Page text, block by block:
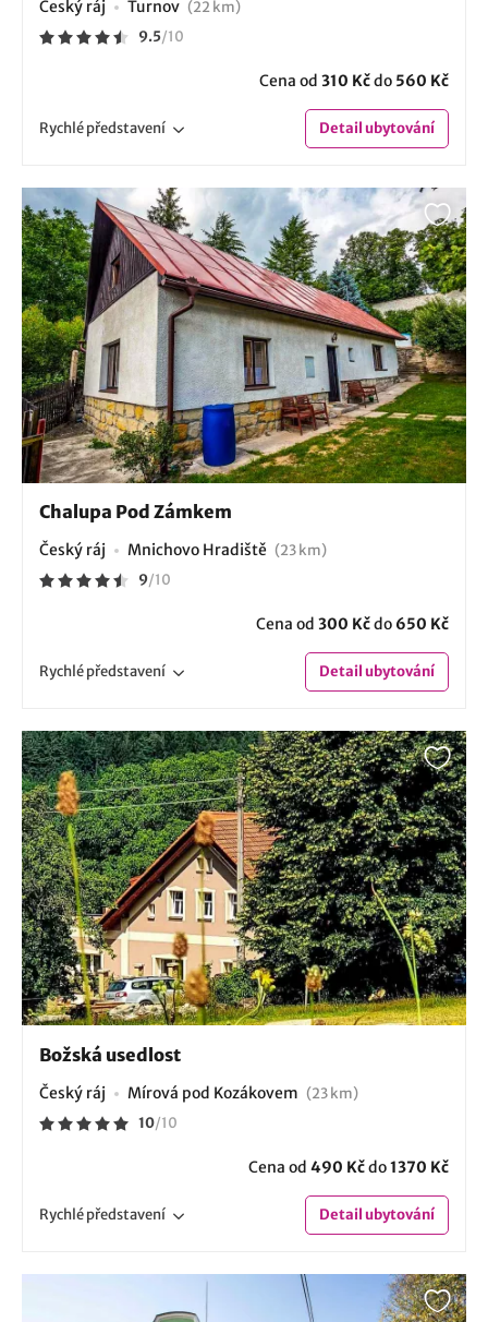
Český ráj Turnov (22 km)
9.5/10
Cena od 310 Kčdo 560 Kč
Rychlépředstavení Detailubytování
Chalupa Pod Zámkem
Český ráj Mnichovo Hradiště (23 km)
9/10
Cena od 300 Kčdo 650 Kč
Rychlépředstavení Detailubytování
Božská usedlost
Český ráj Mírová pod Kozákovem (23 km)
10/10
Cena od 490 Kčdo1370 Kč
Rychlépředstavení Detailubytování